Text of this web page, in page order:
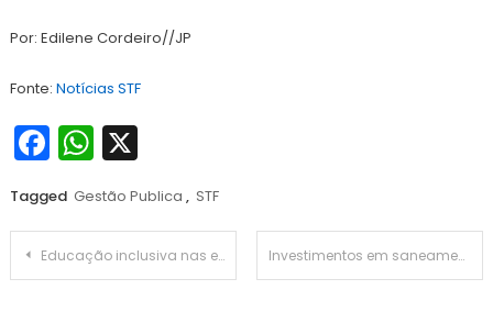
Por: Edilene Cordeiro//JP
Fonte: Notícias STF
Facebook
WhatsApp
X
Tagged Gestão Publica , STF
Navegação
Educação inclusiva nas escolas é aprovada pela CDH Investimentos em saneamento na Baixada Santista crescem cinco vezes e alcançam R$ 980 por pessoa ao ano